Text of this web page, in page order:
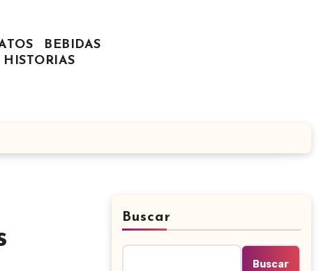
BEBIDAS
HISTORIAS
Buscar
Buscar